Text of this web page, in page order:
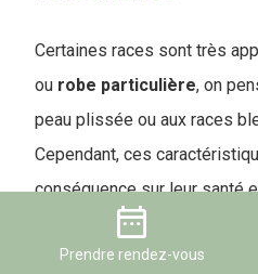
Certaines races sont très
ou robe particulière, on
peau plissée ou aux races
Cependant, ces
conséquence sur leur santé
prédisposer à des
date_range
Prendre rendez-vous